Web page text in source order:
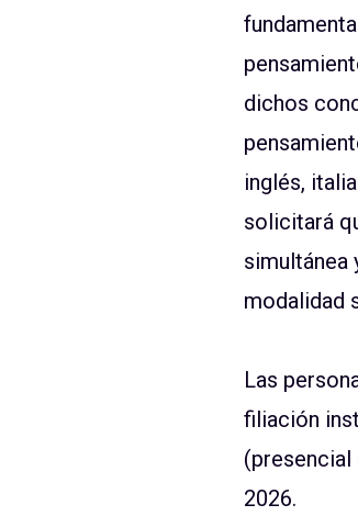
dichos
inglés,
solicitará
simultánea
modalidad
Las
filiación
(presencial
2026.